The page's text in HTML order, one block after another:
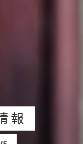
報